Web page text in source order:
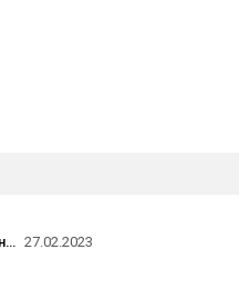
«Яндекс» возглавил рейтинг самых дорогих российских интернет-компаний по версии Forbes 27.02.2023